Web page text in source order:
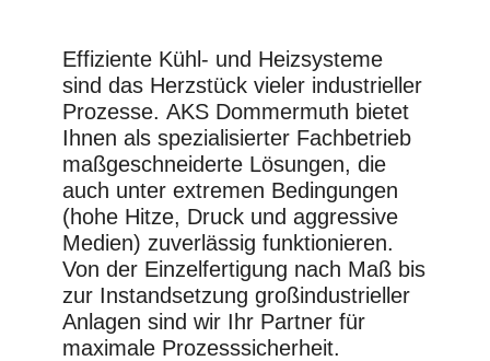
Effiziente Kühl- und Heizsysteme
sind das Herzstück vieler industrieller
Prozesse.AKS Dommermuth bietet
Ihnen als spezialisierter Fachbetrieb
maßgeschneiderte Lösungen, die
auch unter extremen Bedingungen
(hohe Hitze, Druck und aggressive
Medien) zuverlässig funktionieren.
Von der Einzelfertigung nach Maß bis
zur Instandsetzung großindustrieller
Anlagen sind wir Ihr Partner für
maximale Prozesssicherheit.